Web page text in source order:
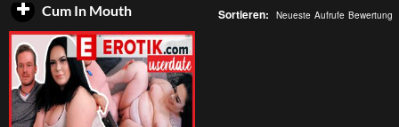
Cum In Mouth Sortieren: Neueste Aufrufe Bewertung